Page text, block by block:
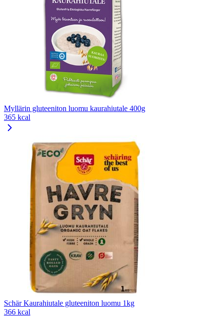
Myllärin gluteeniton luomu kaurahiutale 400g
365 kcal
Schär Kaurahiutale gluteeniton luomu 1kg
366 kcal